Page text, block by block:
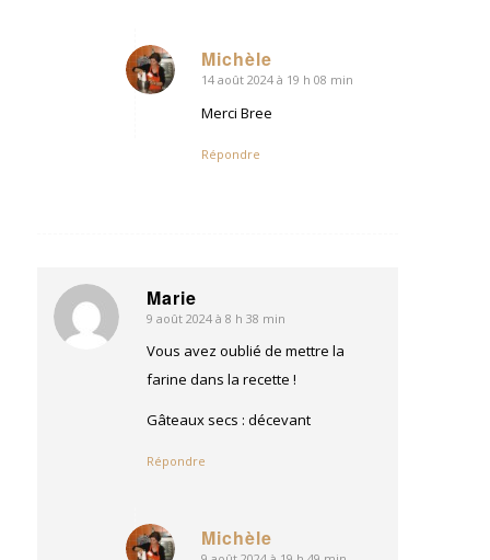
Michèle
dit
14 août 2024 à 19 h 08 min
Merci Bree
Répondre
Marie
dit
:
9 août 2024 à 8 h 38 min
Vous avez oublié de mettre la
farine dans la recette !
Gâteaux secs : décevant
Répondre
Michèle